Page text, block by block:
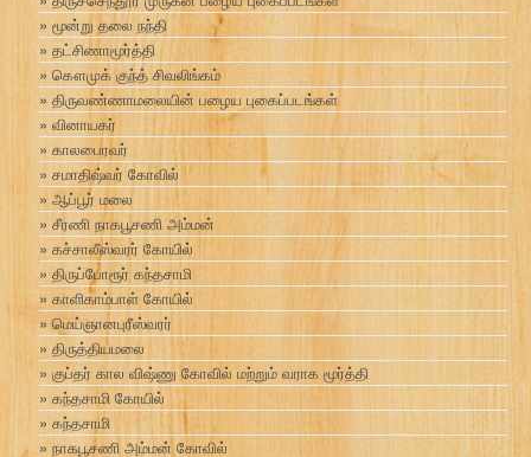
மூன்று தலை நந்தி
தட்சிணாமூர்த்தி
கௌமுக் குந்த் சிவலிங்கம்
திருவண்ணாமலையின் பழைய புகைப்படங்கள்
வினாயகர்
காலபைரவர்
சமாதிஷ்வர் கோவில்
ஆப்பூர் மலை
சீரணி நாகபூசணி அம்மன்
கச்சாலீஸ்வரர் கோயில்
திருப்போரூர் கந்தசாமி
காளிகாம்பாள் கோயில்
மெய்ஞானபுரீஸ்வரர்
திருத்தியமலை
குப்தர் கால விஷ்ணு கோவில் மற்றும் வராக மூர்த்தி
கந்தசாமி கோயில்
கந்தசாமி
நாகபூசணி அம்மன் கோவில்